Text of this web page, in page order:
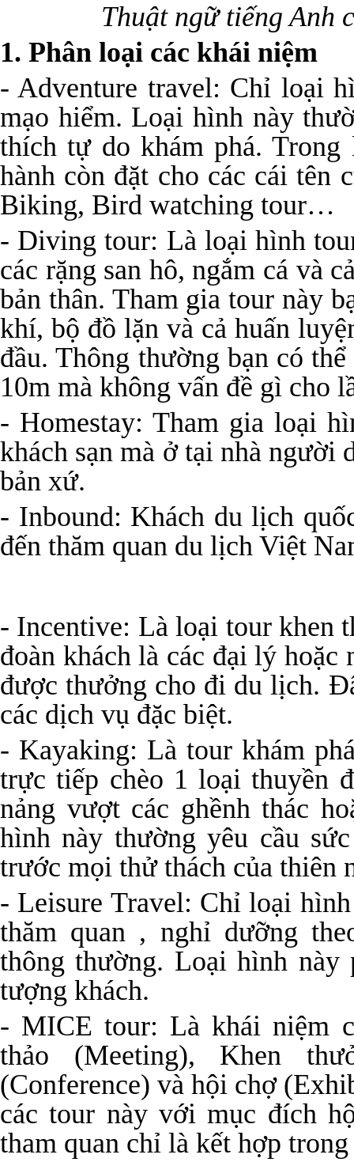
Thuật ngữ tiếng Anh
1. Phân loại các khái niệm
- Adventure travel: Chỉ loại
mạo hiểm. Loại hình này
thích tự do khám phá.
hành còn đặt cho các cái tên
Biking, Bird watching tour…
- Diving tour: Là loại hình
các rặng san hô, ngắm cá và
bản thân. Tham gia tour này
khí, bộ đồ lặn và cả huấn
đầu. Thông thường bạn có
10m mà không vấn đề gì cho
- Homestay: Tham gia loại
khách sạn mà ở tại nhà người
bản xứ.
- Inbound: Khách du lịch
đến thăm quan du lịch Việt
- Incentive: Là loại tour khen
đoàn khách là các đại lý
được thưởng cho đi du lịch.
các dịch vụ đặc biệt.
- Kayaking: Là tour khám
trực tiếp chèo 1 loại thuyền
nảng vượt các ghềnh thác
hình này thường yêu cầu
trước mọi thử thách của thiên
- Leisure Travel: Chỉ loại
thăm quan , nghỉ dưỡng
thông thường. Loại hình
tượng khách.
- MICE tour: Là khái niệm
thảo (Meeting), Khen
(Conference) và hội chợ
các tour này với mục đích
tham quan chỉ là kết hợp